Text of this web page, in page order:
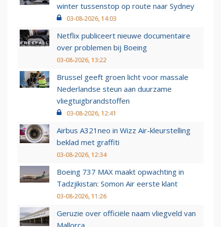
winter tussenstop op route naar Sydney
03-08-2026, 14:03
Netflix publiceert nieuwe documentaire
over problemen bij Boeing
03-08-2026, 13:22
Brussel geeft groen licht voor massale
Nederlandse steun aan duurzame
vliegtuigbrandstoffen
03-08-2026, 12:41
Airbus A321neo in Wizz Air-kleurstelling
beklad met graffiti
03-08-2026, 12:34
Boeing 737 MAX maakt opwachting in
Tadzjikistan: Somon Air eerste klant
03-08-2026, 11:26
Geruzie over officiële naam vliegveld van